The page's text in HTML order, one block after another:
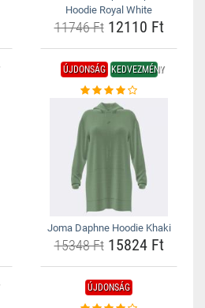
Hoodie Royal White
11746 Ft12110 Ft
ÚJDONSÁG KEDVEZMÉNY
Joma Daphne Hoodie Khaki
15348 Ft15824 Ft
ÚJDONSÁG